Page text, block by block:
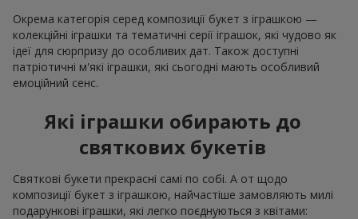
Окрема категорія серед композиції букет з іграшкою —
колекційні іграшки та тематичні серії іграшок, які чудово як
ідеї для сюрпризу до особливих дат. Також доступні
патріотичні м'які іграшки, які сьогодні мають особливий
емоційний сенс.
Які іграшки обирають до
святкових букетів
Святкові букети прекрасні самі по собі. А от щодо
композиції букет з іграшкою, найчастіше замовляють милі
подарункові іграшки, які легко поєднуються з квітами: